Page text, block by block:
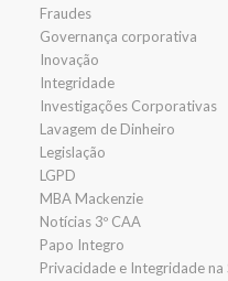
Fraudes
Governança corporativa
Inovação
Integridade
Investigações Corporativas
Lavagem de Dinheiro
Legislação
LGPD
MBA Mackenzie
Notícias 3º CAA
Papo Integro
Privacidade e Integridade na